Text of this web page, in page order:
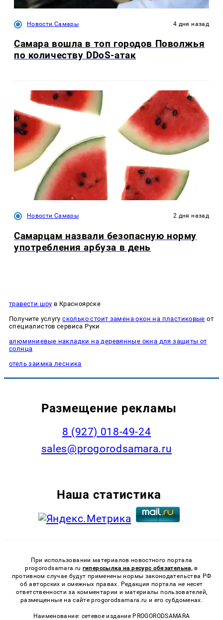
Новости Самары 4 дня назад
Самара вошла в топ городов Поволжья
по количеству DDoS-атак
Новости Самары 2 дня назад
Самарцам назвали безопасную норму
употребления арбуза в день
травести шоу в Красноярске
Получите услугусколько стоит замена окон на пластиковые от
специалистов сервиса Руки
алюминиевые накладки на деревянные окна для защиты от
солнца
отель заимка лесника
Размещение рекламы
8 (927) 018-49-24
sales@progorodsamara.ru
Наша статистика
При использовании материалов новостного портала
progorodsamara.ru гиперссылка на ресурс обязательна, в
противном случае будут применены нормы законодательства РФ
об авторских и смежных правах. Редакция портала не несет
ответственности за комментарии и материалы пользователей,
размещенные на сайте progorodsamara.ru и его субдоменах.
Наименование: сетевое издание PROGORODSAMARA